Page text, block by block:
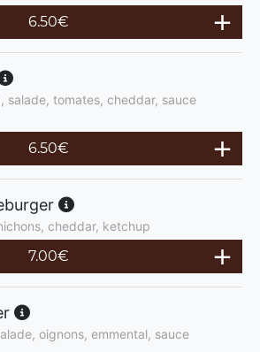
6.50€
salade, tomates, cheddar, sauce
6.50€
cheddar, ketchup
7.00€
oignons, emmental, sauce